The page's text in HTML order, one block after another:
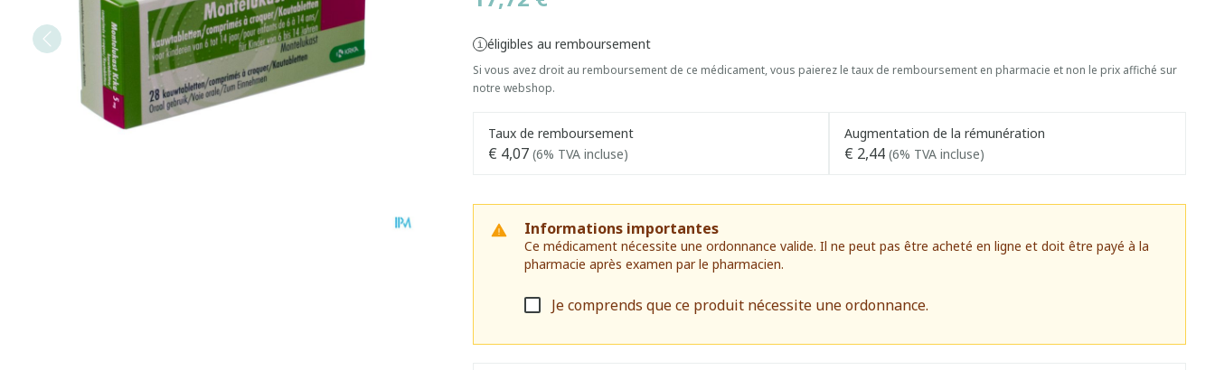
éligibles au remboursement
Si vous avez droit au remboursement de ce médicament, vous paierez le taux de remboursement en pharmacie et non le prix affiché sur
notre webshop.
Taux de remboursement
€ 4,07 (6% TVA incluse)
Augmentation de la rémunération
€ 2,44 (6% TVA incluse)
Informations importantes
Ce médicament nécessite une ordonnance valide. Il ne peut pas être acheté en ligne et doit être payé à la
pharmacie après examen par le pharmacien.
Je comprends que ce produit nécessite une ordonnance.